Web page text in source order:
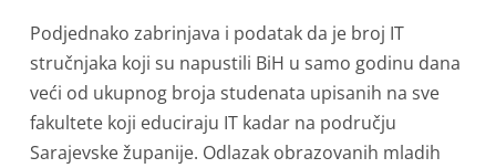
Podjednako zabrinjava i podatak da je broj IT
stručnjaka koji su napustili BiH u samo godinu dana
veći od ukupnog broja studenata upisanih na sve
fakultete koji educiraju IT kadar na području
Sarajevske županije. Odlazak obrazovanih mladih